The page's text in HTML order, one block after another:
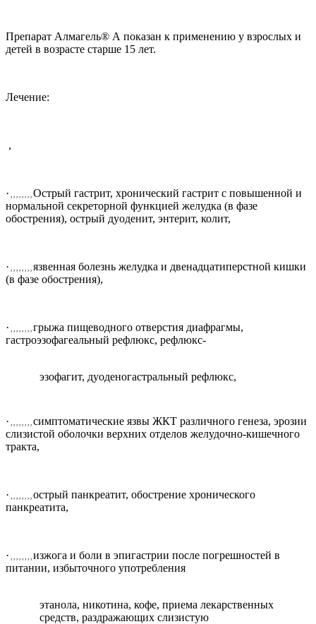
Препарат Алмагель® А показан к применению у взрослых и
детей в возрасте старше 15 лет.
Лечение:
,
· , , , , , , , , Острый гастрит, хронический гастрит с повышенной и
нормальной секреторной функцией желудка (в фазе
обострения), острый дуоденит, энтерит, колит,
· , , , , , , , , язвенная болезнь желудка и двенадцатиперстной кишки
(в фазе обострения),
· , , , , , , , , грыжа пищеводного отверстия диафрагмы,
гастроэзофагеальный рефлюкс, рефлюкс-
эзофагит, дуоденогастральный рефлюкс,
·
симптоматические язвы ЖКТ различного генеза, эрозии
слизистой оболочки верхних отделов желудочно-кишечного
тракта,
·
острый панкреатит, обострение хронического
панкреатита,
·
изжога и боли в эпигастрии после погрешностей в
питании, избыточного употребления
этанола, никотина, кофе, приема лекарственных
средств, раздражающих слизистую